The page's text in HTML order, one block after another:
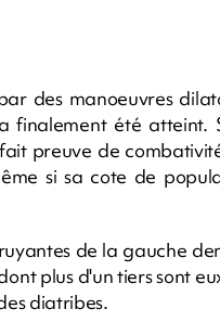
des manoeuvres
finalement été atteint.
preuve de
si sa cote de
de la gauche
plus d'un tiers sont
diatribes.